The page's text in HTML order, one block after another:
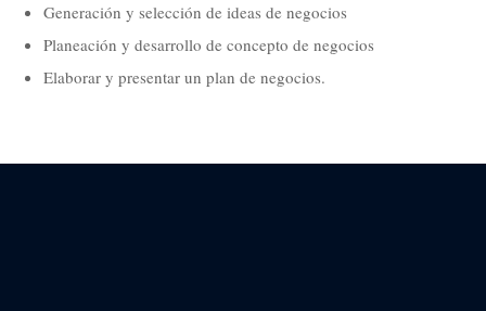
Generación y selección de ideas de negocios
Planeación y desarrollo de concepto de negocios
Elaborar y presentar un plan de negocios.